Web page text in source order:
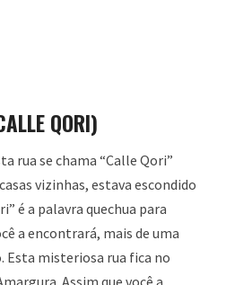
QORI)
rua se chama “Calle Qori”
vizinhas, estava escondido
é a palavra quechua para
a encontrará, mais de uma
Esta misteriosa rua fica no
Assim que você a